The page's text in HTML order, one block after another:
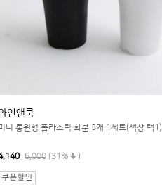
인앤쿡
니 롱원형 플라스틱 화분 3개 1세트(색상 택1)
6,000 (31% )